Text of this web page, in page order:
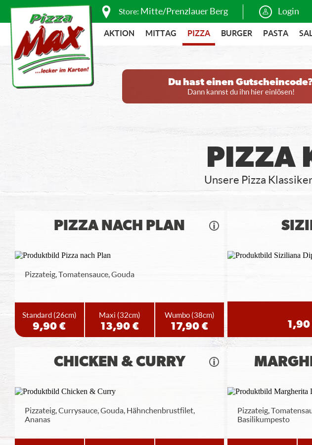
Store: Mitte/Prenzlauer Berg Login
AKTION MITTAG PIZZA BURGER PASTA
Du hast einen
Dann kannst du ihn hier einlösen!
PIZZA
Unsere Pizza
PIZZA NACH PLAN
Pizzateig, Tomatensauce, Gouda
Standard (26cm)
9,90 €
Maxi (32cm)
13,90 €
Wumbo (38cm)
17,90 € 1,90
CHICKEN & CURRY
Pizzateig, Currysauce, Gouda, Hähnchenbrustfilet,
Ananas
Pizzateig,
Basilikumpesto